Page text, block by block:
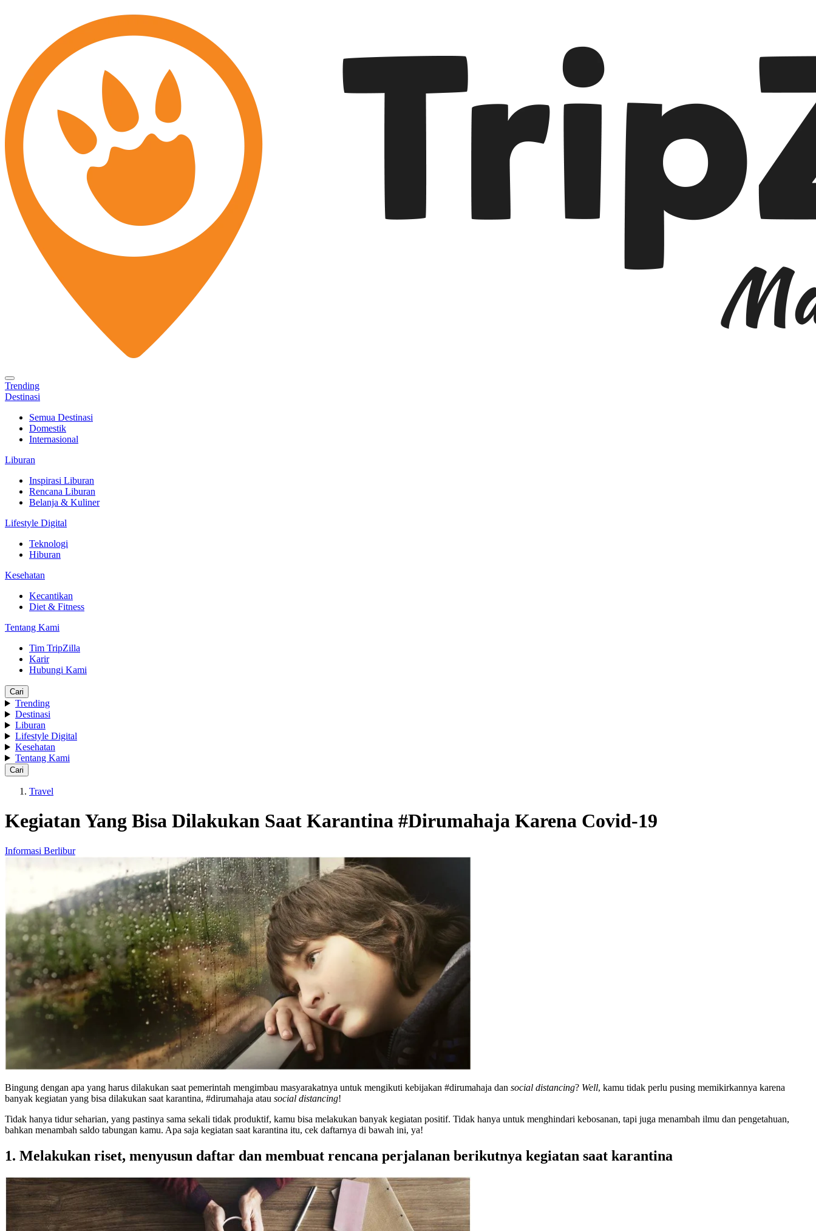
Trending
Destinasi
Semua Destinasi
Domestik
Internasional
Liburan
Inspirasi Liburan
Rencana Liburan
Belanja & Kuliner
Lifestyle Digital
Teknologi
Hiburan
Kesehatan
Kecantikan
Diet & Fitness
Tentang Kami
Tim TripZilla
Karir
Hubungi Kami
Cari
Trending
Destinasi
Liburan
Lifestyle Digital
Kesehatan
Tentang Kami
Cari
Travel
Kegiatan Yang Bisa Dilakukan Saat Karantina #Dirumahaja Karena Covid-19
Informasi Berlibur
Bingung dengan apa yang harus dilakukan saat pemerintah mengimbau masyarakatnya untuk mengikuti kebijakan #dirumahaja dan social distancing? Well, kamu tidak perlu pusing memikirkannya karena
banyak kegiatan yang bisa dilakukan saat karantina, #dirumahaja atau social distancing!
Tidak hanya tidur seharian, yang pastinya sama sekali tidak produktif, kamu bisa melakukan banyak kegiatan positif. Tidak hanya untuk menghindari kebosanan, tapi juga menambah ilmu dan pengetahuan,
bahkan menambah saldo tabungan kamu. Apa saja kegiatan saat karantina itu, cek daftarnya di bawah ini, ya!
1. Melakukan riset, menyusun daftar dan membuat rencana perjalanan berikutnya kegiatan saat karantina